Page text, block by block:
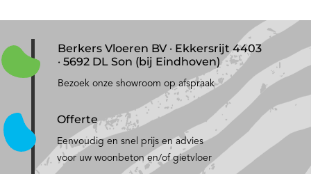
Berkers Vloeren BV · Ekkersrijt 4403
· 5692 DL Son (bij Eindhoven)
Bezoek onze showroom op afspraak
Offerte
Eenvoudig en snel prijs en advies
voor uw woonbeton en/of gietvloer